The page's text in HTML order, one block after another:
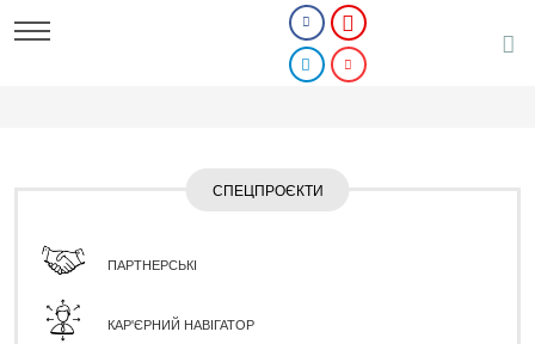
СПЕЦПРОЄКТИ
ПАРТНЕРСЬКІ
КАР'ЄРНИЙ НАВІГАТОР